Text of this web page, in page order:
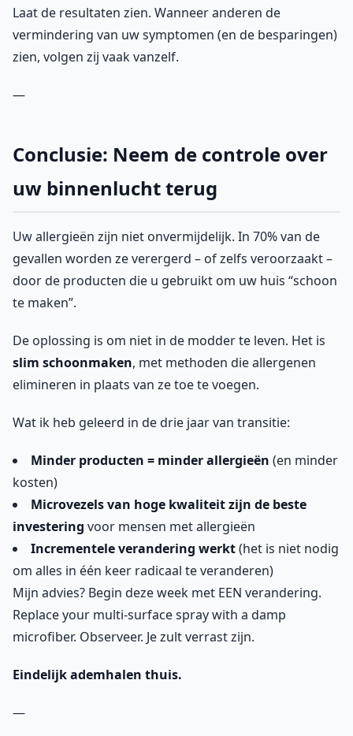
Laat de resultaten zien. Wanneer anderen de
vermindering van uw symptomen (en de besparingen)
zien, volgen zij vaak vanzelf.
—
Conclusie: Neem de controle over
uw binnenlucht terug
Uw allergieën zijn niet onvermijdelijk. In 70% van de
gevallen worden ze verergerd – of zelfs veroorzaakt –
door de producten die u gebruikt om uw huis “schoon
te maken”.
De oplossing is om niet in de modder te leven. Het is
slim schoonmaken, met methoden die allergenen
elimineren in plaats van ze toe te voegen.
Wat ik heb geleerd in de drie jaar van transitie:
Minder producten = minder allergieën (en minder
kosten)
Microvezels van hoge kwaliteit zijn de beste
investering voor mensen met allergieën
Incrementele verandering werkt(het is niet nodig
om alles in één keer radicaal te veranderen)
Mijn advies? Begin deze week met EEN verandering.
Replace your multi-surface spray with a damp
microfiber. Observeer. Je zult verrast zijn.
Eindelijk ademhalen thuis.
—